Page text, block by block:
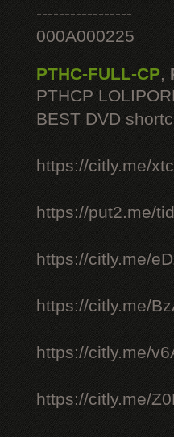
-----------------
000A000225
PTHC-FULL-CP,
PTHCP
BEST DVD
https://citly.me/
https://put2.me/
https://citly.me/
https://citly.me/
https://citly.me/
https://citly.me/